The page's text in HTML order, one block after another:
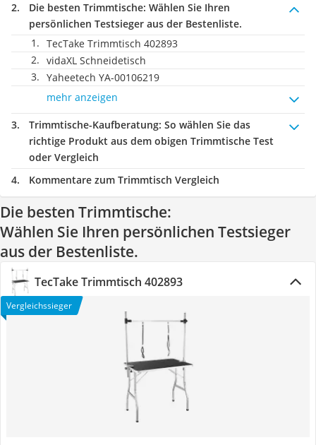
Die besten Trimmtische: Wählen Sie Ihren
persönlichen Testsieger aus der Bestenliste.
TecTake Trimmtisch 402893
vidaXL Schneidetisch
Yaheetech YA-00106219
mehr anzeigen
Trimmtische-Kaufberatung: So wählen Sie das
richtige Produkt aus dem obigen Trimmtische Test
oder Vergleich
Kommentare zum Trimmtisch Vergleich
Die besten Trimmtische:
Wählen Sie Ihren persönlichen Testsieger
aus der Bestenliste.
TecTake Trimmtisch 402893
Vergleichssieger